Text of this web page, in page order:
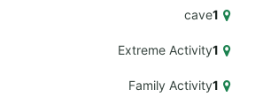
1
cave
1
Extreme Activity
1
Family Activity